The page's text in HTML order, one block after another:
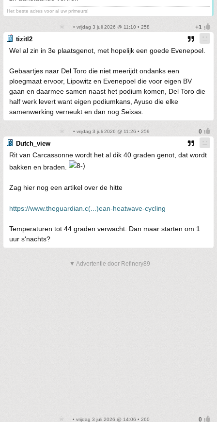
Het beste adres voor al uw primeurs!
• vrijdag 3 juli 2026 @ 11:10 • 258
tizitl2
Wel al zin in 3e plaatsgenot, met hopelijk een goede Evenepoel.
Gebaartjes naar Del Toro die niet meerijdt ondanks een
ploegmaat ervoor, Lipowitz en Evenepoel die voor eigen BV
gaan en daarmee samen naast het podium komen, Del Toro die
half werk levert want eigen podiumkans, Ayuso die elke
samenwerking verneukt en dan nog Seixas.
• vrijdag 3 juli 2026 @ 11:26 • 259
Dutch_view
Rit van Carcassonne wordt het al dik 40 graden genot, dat wordt
bakken en braden.
Zag hier nog een artikel over de hitte
https://www.theguardian.c(...)ean-heatwave-cycling
Temperaturen tot 44 graden verwacht. Dan maar starten om 1
uur s'nachts?
▼ Advertentie door Refinery89
• vrijdag 3 juli 2026 @ 14:06 • 260